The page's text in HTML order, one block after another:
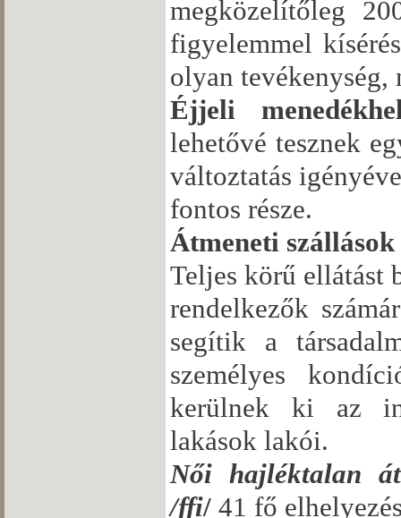
megközelítőleg
figyelemmel
olyan
Éjjeli
lehetővé tesznek
változtatás
fontos része.
Átmeneti szállások
Teljes körű ellátást
rendelkezők
segítik a
személyes
kerülnek ki az
lakások lakói.
Női hajléktalan
/ffi/ 41 fő